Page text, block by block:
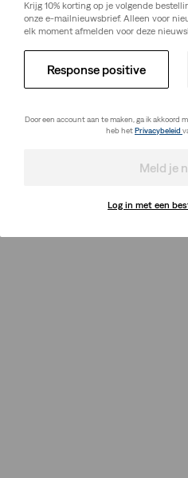
Krijg 10% korting op je volgende
onze e-mailnieuwsbrief. Alleen voor
elk moment afmelden voor deze
Response positive
Door een account aan te maken, ga ik akkoord
heb hetPrivacybeleid
Meld je
Log in met een